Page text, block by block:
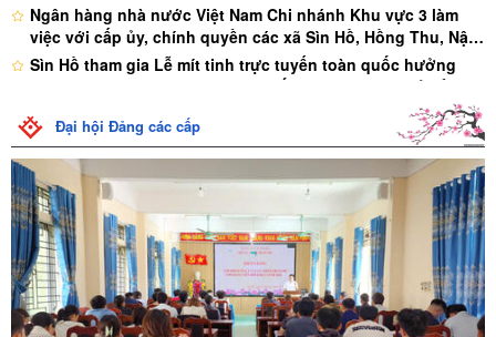
Ngân hàng nhà nước Việt Nam Chi nhánh Khu vực 3 làm
việc với cấp ủy, chính quyền các xã Sìn Hồ, Hồng Thu, Nậm
Tăm, Nậm Cuổi, Nậm Mạ, Pu Sam Cáp, Tủa Sín Chải, Pa Tần.
Sìn Hồ tham gia Lễ mít tinh trực tuyến toàn quốc hưởng
ứng tháng hành động phòng, chống ma túy với chủ đề
“Chung một quyết tâm xây dựng xã, phường không ma
túy”
TAND tỉnh Lai Châu mở phiên tòa xét xử công khai, lưu
động vụ án mua bán trái phép chất ma túy
Hội nghị ký kết Quy chế phối hợp giữa Đảng ủy các xã Tủa
Sín Chải, Hồng Thu, Nậm Mạ và Nậm Cuổi về thực hiện
nhiệm vụ bồi dưỡng của Trung tâm chính trị Sìn Hồ
Sìn Hồ khai mạc huấn luyện dân quân tự vệ năm 2026
Đoàn công tác của Viện Quản lý Nhà nước và Lao động tổ
chức tọa đàm về thực trạng cải cách hành chính tại xã Sìn
Hồ
Đại hội Đảng các cấp